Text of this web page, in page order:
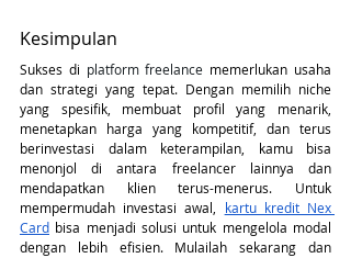
Kesimpulan
Sukses di platform freelance memerlukan usaha
dan strategi yang tepat. Dengan memilih niche
yang spesifik, membuat profil yang menarik,
menetapkan harga yang kompetitif, dan terus
berinvestasi dalam keterampilan, kamu bisa
menonjol di antara freelancer lainnya dan
mendapatkan klien terus-menerus. Untuk
mempermudah investasi awal, kartu kredit Nex
Card bisa menjadi solusi untuk mengelola modal
dengan lebih efisien. Mulailah sekarang dan